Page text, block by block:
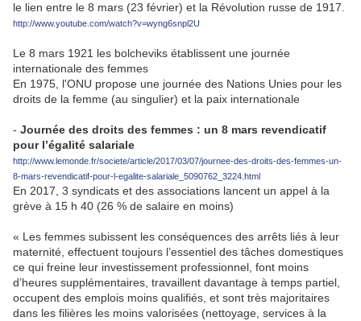
le lien entre le 8 mars (23 février) et la Révolution russe de 1917.
http://www.youtube.com/watch?v=wyng6snpl2U
Le 8 mars 1921 les bolcheviks établissent une journée
internationale des femmes
En 1975, l'ONU propose une journée des Nations Unies pour les
droits de la femme (au singulier) et la paix internationale
- Journée des droits des femmes : un 8 mars revendicatif
pour l’égalité salariale
http://www.lemonde.fr/societe/article/2017/03/07/journee-des-droits-des-femmes-un-
8-mars-revendicatif-pour-l-egalite-salariale_5090762_3224.html
En 2017, 3 syndicats et des associations lancent un appel à la
grève à 15 h 40 (26 % de salaire en moins)
« Les femmes subissent les conséquences des arrêts liés à leur
maternité, effectuent toujours l’essentiel des tâches domestiques
ce qui freine leur investissement professionnel, font moins
d’heures supplémentaires, travaillent davantage à temps partiel,
occupent des emplois moins qualifiés, et sont très majoritaires
dans les filières les moins valorisées (nettoyage, services à la